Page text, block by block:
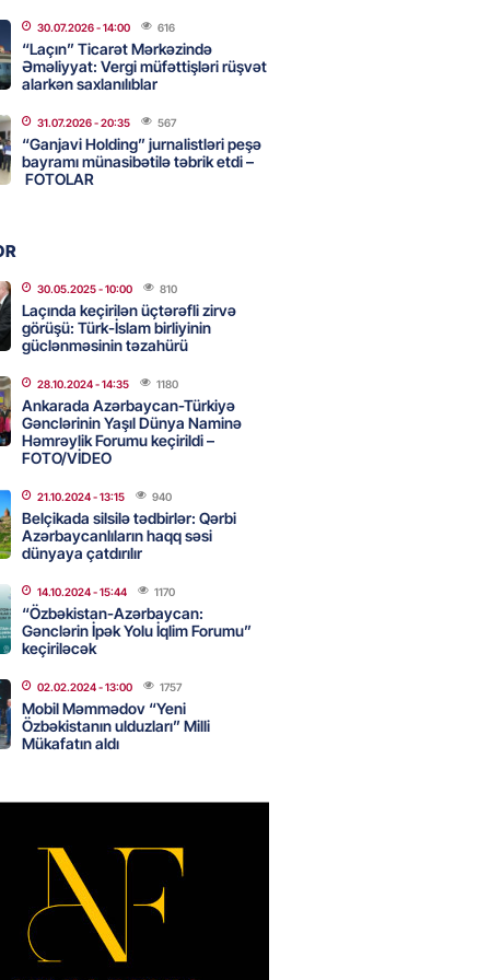
İDDİA: Şimali Koreya
120 ballistik raket yerləşdirib
- 15:15 88
musiqi terapevti
unudulmaz sənət gecəsinə
Azərbaycan ərazisini
qarşı istifadəyə imkan
- 14:45
mənzil almaq istəyənlər
imkanları var?
- 14:30 80
ofisi Pezeşkianın istefası
iddiaları təkzib etdi
- 14:15
canlıların hücumu başlayıb?
PENSİYA VƏ MÜAVİNƏTLƏR
ARTIRILACAQ? – Mühüm
- 13:45
30.07.2026- 14:00 616
“Laçın” Ticarət Mərkəzində
Əməliyyat: Vergi müfəttişləri rüşvət
alarkən saxlanılıblar
31.07.2026- 20:35 567
“Ganjavi Holding” jurnalistləri peşə
bayramı münasibətilə təbrik etdi –
FOTOLAR
30.05.2025- 10:00 810
Laçında keçirilən üçtərəfli zirvə
görüşü: Türk-İslam birliyinin
güclənməsinin təzahürü
28.10.2024- 14:35 1180
Ankarada Azərbaycan-Türkiyə
Gənclərinin Yaşıl Dünya Naminə
Həmrəylik Forumu keçirildi –
FOTO/VİDEO
21.10.2024- 13:15 940
Belçikada silsilə tədbirlər: Qərbi
Azərbaycanlıların haqq səsi
dünyaya çatdırılır
14.10.2024- 15:44 1170
“Özbəkistan-Azərbaycan:
Gənclərin İpək Yolu İqlim Forumu”
keçiriləcək
02.02.2024- 13:00 1757
Mobil Məmmədov “Yeni
Özbəkistanın ulduzları” Milli
Mükafatın aldı